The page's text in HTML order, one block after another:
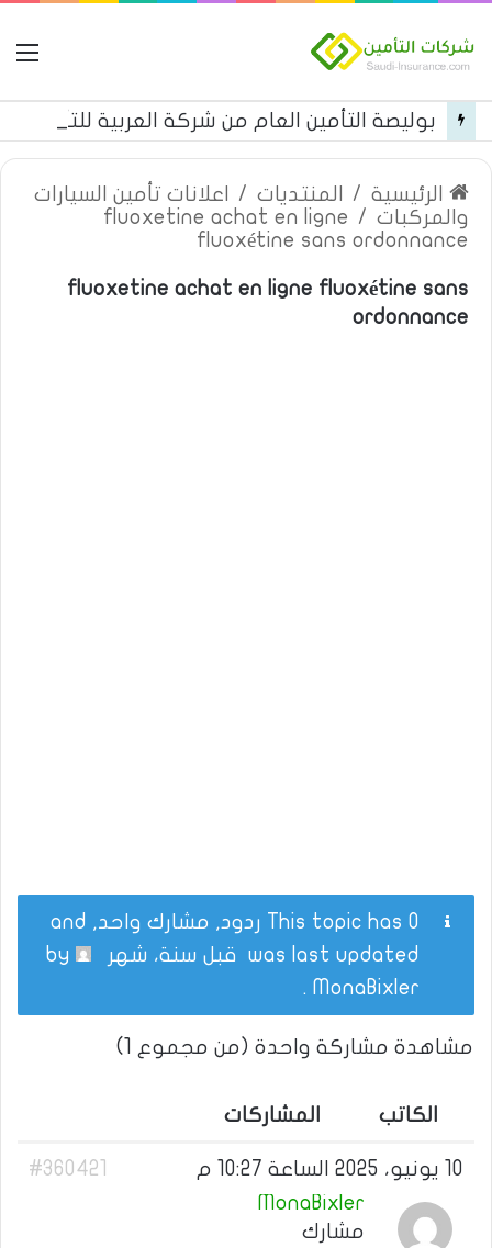
بوليصة التأمين العام من شركة العربية للتأمين
الرئيسية / المنتديات /
اعلانات تأمين السيارات
والمركبات /
fluoxetine achat en ligne
fluoxétine sans ordonnance
fluoxetine achat en ligne fluoxétine sans
ordonnance
This topic has 0 ردود, مشارك واحد, and
was last updated قبل سنة، شهر
MonaBixler
.
مشاهدة مشاركة واحدة (من مجموع 1)
الكاتب المشاركات
10 يونيو، 2025 الساعة 10:27 م
#360421
MonaBixler
مشارك